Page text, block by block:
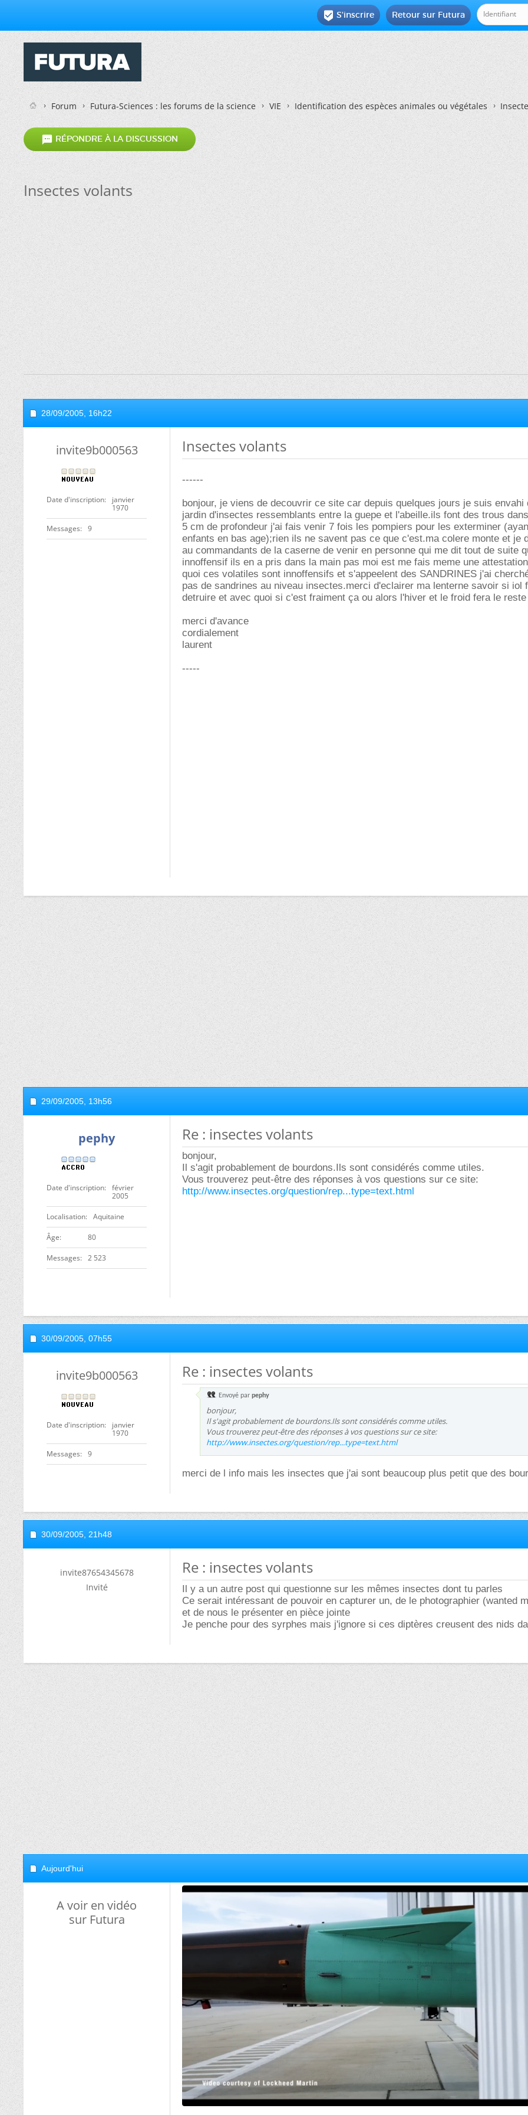
Retour sur Futura
 S'inscrire
Forum Futura-Sciences : les forums de la science VIE Identification des espèces animales ou végétales
 RÉPONDRE À LA DISCUSSION
Insectes volants
28/09/2005, 16h22
invite9b000563
Date d'inscription
janvier
1970
Messages 9
Insectes volants
------
bonjour, je viens de decouvrir ce site car depuis quelques jours je suis envahi
jardin d'insectes ressemblants entre la guepe et l'abeille.ils font des trous
5 cm de profondeur j'ai fais venir 7 fois les pompiers pour les exterminer
enfants en bas age);rien ils ne savent pas ce que c'est.ma colere monte et je
au commandants de la caserne de venir en personne qui me dit tout de suite
innoffensif ils en a pris dans la main pas moi est me fais meme une
quoi ces volatiles sont innoffensifs et s'appeelent des SANDRINES j'ai
pas de sandrines au niveau insectes.merci d'eclairer ma lenterne savoir si iol
detruire et avec quoi si c'est fraiment ça ou alors l'hiver et le froid fera le reste
merci d'avance
cordialement
laurent
-----
29/09/2005, 13h56
pephy
Date d'inscription
février
2005
Localisation Aquitaine
ge 80
Messages 2 523
Re : insectes volants
bonjour,
Il s'agit probablement de bourdons.Ils sont considérés comme utiles.
Vous trouverez peut-être des réponses à vos questions sur ce site:
http://www.insectes.org/question/rep...type=text.html
30/09/2005, 07h55
invite9b000563
Date d'inscription
janvier
1970
Messages 9
Re : insectes volants
Envoyé par pephy
bonjour,
Il s'agit probablement de bourdons.Ils sont considérés comme utiles.
Vous trouverez peut-être des réponses à vos questions sur ce site:
http://www.insectes.org/question/rep...type=text.html
merci de l info mais les insectes que j'ai sont beaucoup plus petit que des
30/09/2005, 21h48
invite87654345678
Invité
Re : insectes volants
Il y a un autre post qui questionne sur les mêmes insectes dont tu parles
Ce serait intéressant de pouvoir en capturer un, de le photographier (wanted
et de nous le présenter en pièce jointe
Je penche pour des syrphes mais j'ignore si ces diptères creusent des nids
Aujourd'hui
A voir en vidéo
sur Futura